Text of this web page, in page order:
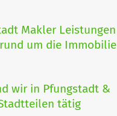
Makler Leistungen
um die Immobilie
wir in Pfungstadt &
tätig